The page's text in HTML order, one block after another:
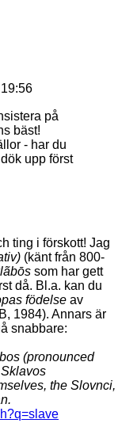
på
bäst!
- har du
upp först
ting i förskott! Jag
(känt från 800-
som har gett
då. Bl.a. kan du
födelse av
1984). Annars är
snabbare:
(pronounced
the Slovnci,